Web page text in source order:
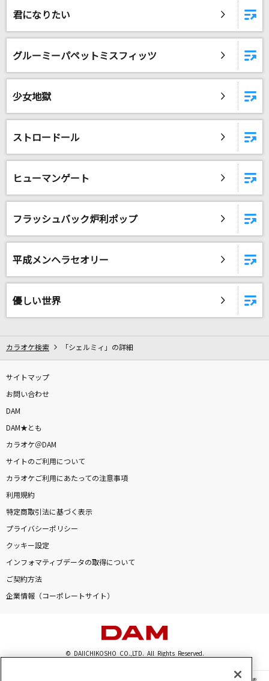
Believe
Folder5
Butterfly Core
いとうかなこ
糸
ワールドイズマイン
supercell feat.初音ミク
花
中孝介
みきとP
君になりたい
グルーミーパペットミスフィッツ
少女地獄
ストロードール
ヒューマンゲート
フラッシュバック炉利ポップ
平成メンヘラセオリー
優しい世界
カラオケ検索 「シェルミィ」の詳細
サイトマップ
お問い合わせ
DAM
DAM★とも
カラオケ＠DAM
サイトのご利用について
カラオケご利用にあたっての注意事項
利用規約
特定商取引法に基づく表示
プライバシーポリシー
クッキー設定
インフォマティブデータの取得について
ご契約方法
企業情報（コーポレートサイト）
© DAIICHIKOSHO CO.,LTD. All Rights Reserved.